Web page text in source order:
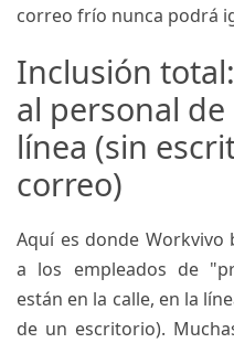
correo frío nunca podrá
Inclusión
al personal
línea (sin
correo)
Aquí es donde Workvivo
a los empleados de
están en la calle, en la
de un escritorio).